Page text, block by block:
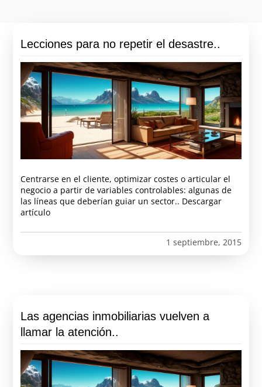
Lecciones para no repetir el desastre..
Centrarse en el cliente, optimizar costes o articular el
negocio a partir de variables controlables: algunas de
las líneas que deberían guiar un sector.. Descargar
artículo
1 septiembre, 2015
Las agencias inmobiliarias vuelven a
llamar la atención..